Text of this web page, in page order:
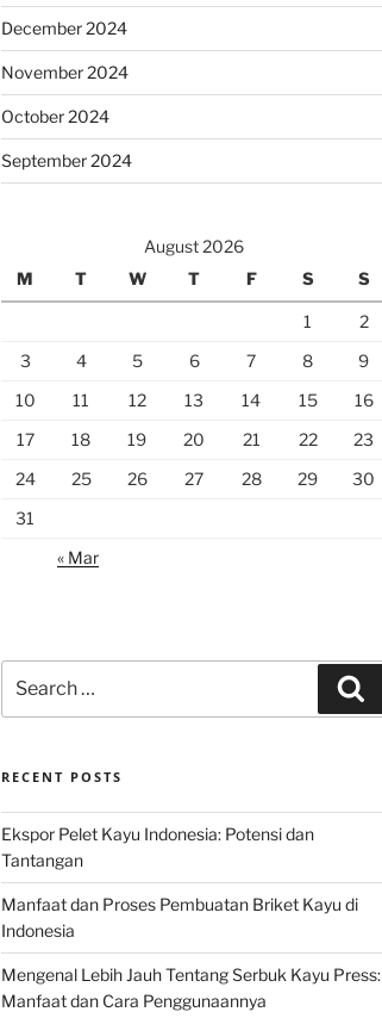
December 2024
November 2024
October 2024
September 2024
August 2026
M
T W T F S S
1
2
3
4 5 6 7 8
9
10
11 12 13 14 15
16
17
18 19 20 21 22
23
24
25 26 27 28 29
30
31
« Mar
for:
RECENT POSTS
Ekspor Pelet Kayu Indonesia: Potensi dan
Tantangan
Manfaat dan Proses Pembuatan Briket Kayu di
Indonesia
Mengenal Lebih Jauh Tentang Serbuk Kayu Press:
Manfaat dan Cara Penggunaannya